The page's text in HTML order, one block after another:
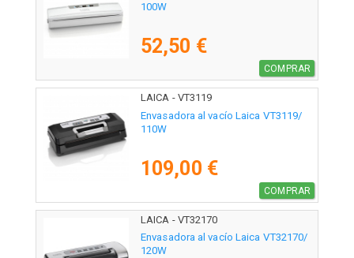
100W
52,50 €
COMPRAR
LAICA - VT3119
Envasadora al vacío Laica VT3119/
110W
109,00 €
COMPRAR
LAICA - VT32170
Envasadora al vacío Laica VT32170/
120W